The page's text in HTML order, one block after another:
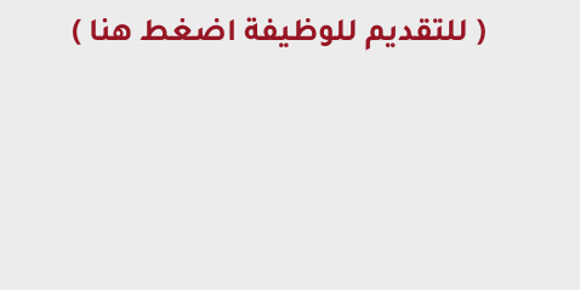
( للتقديم للوظيفة اضغط هنا )